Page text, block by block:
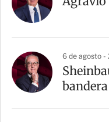
6 de agosto -